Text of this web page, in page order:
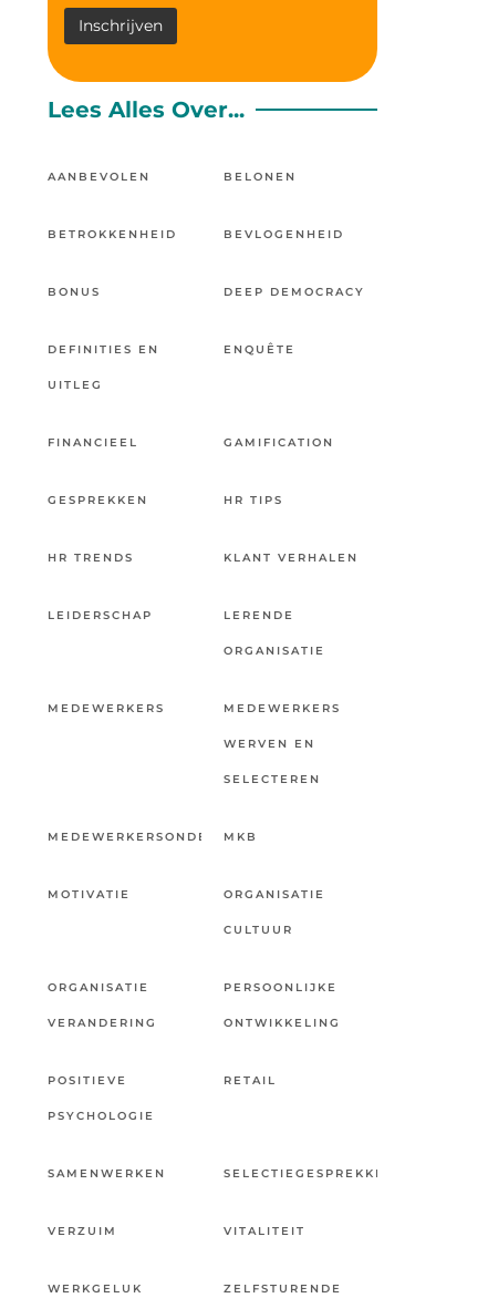
Lees Alles Over...
AANBEVOLEN BELONEN
BETROKKENHEID BEVLOGENHEID
BONUS DEEP DEMOCRACY
DEFINITIES EN
UITLEG
ENQUÊTE
FINANCIEEL GAMIFICATION
GESPREKKEN HR TIPS
HR TRENDS KLANT VERHALEN
LEIDERSCHAP LERENDE
ORGANISATIE
MEDEWERKERS MEDEWERKERS
WERVEN EN
SELECTEREN
MEDEWERKERSONDERZOEK
MKB
MOTIVATIE ORGANISATIE
CULTUUR
ORGANISATIE
VERANDERING
PERSOONLIJKE
ONTWIKKELING
POSITIEVE
PSYCHOLOGIE
RETAIL
SAMENWERKEN SELECTIEGESPREKKEN
VERZUIM VITALITEIT
WERKGELUK ZELFSTURENDE